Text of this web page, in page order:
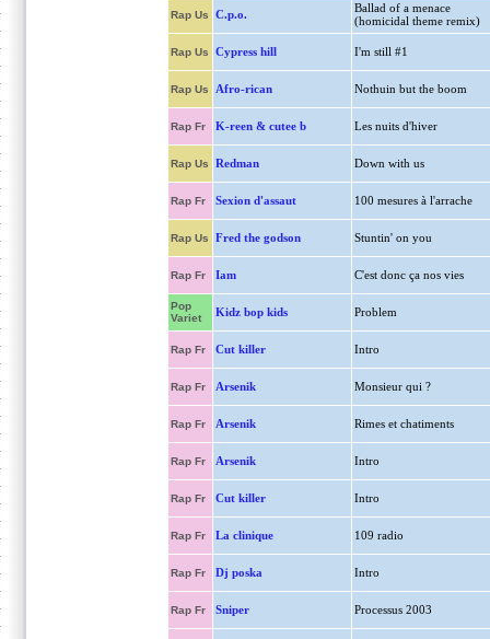
Rap Us C.p.o.
Ballad of a menace
(homicidal theme remix)
Rap Us Cypress hill I'm still #1
Rap Us Afro-rican Nothuin but the boom
Rap Fr K-reen & cutee b Les nuits d'hiver
Rap Us Redman Down with us
Rap Fr Sexion d'assaut 100 mesures à l'arrache
Rap Us Fred the godson Stuntin' on you
Rap Fr Iam C'est donc ça nos vies
Pop
Variet
Kidz bop kids Problem
Rap Fr Cut killer Intro
Rap Fr Arsenik Monsieur qui ?
Rap Fr Arsenik Rimes et chatiments
Rap Fr Arsenik Intro
Rap Fr Cut killer Intro
Rap Fr La clinique 109 radio
Rap Fr Dj poska Intro
Rap Fr Sniper Processus 2003